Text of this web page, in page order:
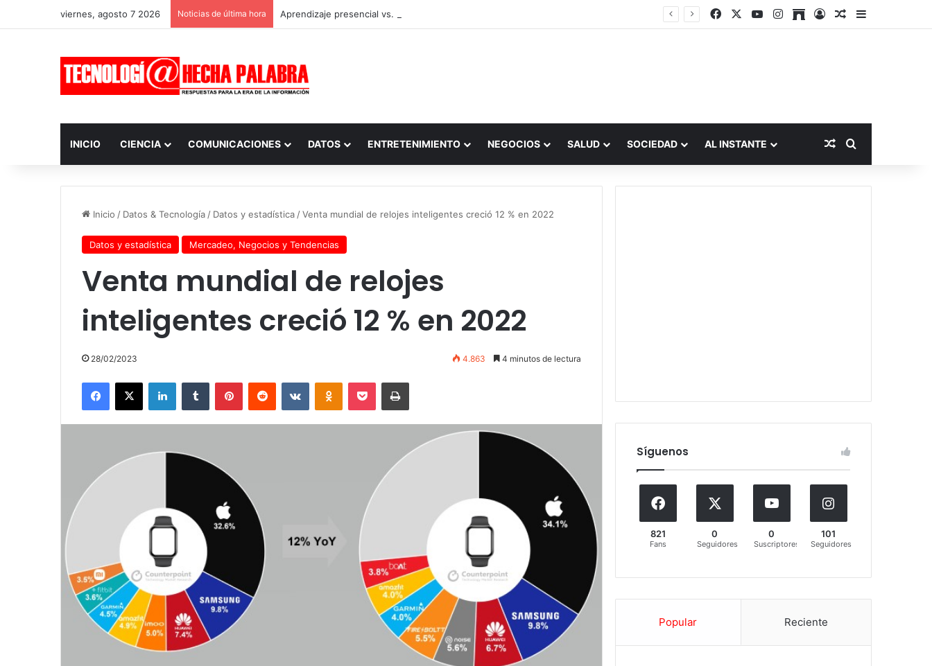
viernes, agosto 7 2026 Noticias de última hora Aprendizaje presencial vs. por internet FacebookYouTubeInstagram
ArchiveAccesoPublicación al
Barra lateral
INICIO CIENCIA COMUNICACIONES DATOS ENTRETENIMIENTO NEGOCIOS SALUD SOCIEDAD AL INSTANTE Publicación al
Buscar por
Inicio / Datos & Tecnología / Datos y estadística /Venta mundial de relojes inteligentes creció 12 % en 2022
Datos y estadística Mercadeo, Negocios y Tendencias
Venta mundial de relojes
inteligentes creció 12 % en 2022
28/02/2023 4.863 4 minutos de lectura
Facebook
X LinkedInTumblr PinterestReddit VKontakteOdnoklassniki
Pocket Imprimir
Síguenos
821
Fans
0
Seguidores
0
Suscriptores
101
Seguidores
Popular Reciente